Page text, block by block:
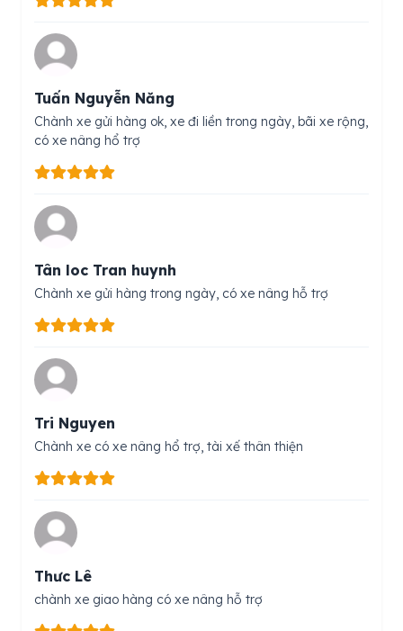
Tuấn Nguyễn Năng
Chành xe gửi hàng ok, xe đi liền trong ngày, bãi xe rộng,
có xe nâng hổ trợ
Tân loc Tran huynh
Chành xe gửi hàng trong ngày, có xe nâng hỗ trợ
Tri Nguyen
Chành xe có xe nâng hổ trợ, tài xế thân thiện
Thưc Lê
chành xe giao hàng có xe nâng hỗ trợ